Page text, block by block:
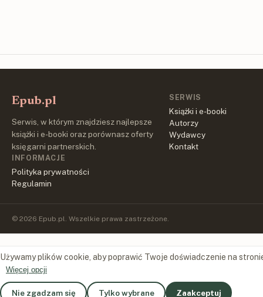
Epub.pl
Serwis, w którym znajdziesz najlepsze
książki i e-booki oraz porównasz oferty
księgarni partnerskich.
SERWIS
Książki i e-booki
Autorzy
Wydawcy
Kontakt
INFORMACJE
Polityka prywatności
Regulamin
© 2026 Epub.pl. Wszelkie prawa zastrzeżone.
Używamy plików cookie, aby poprawić Twoje doświadczenie na
Więcej opcji
Nie zgadzam się Tylko wybrane Zaakceptuj